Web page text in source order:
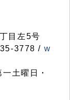
目左5号
3778 / w
土曜日・